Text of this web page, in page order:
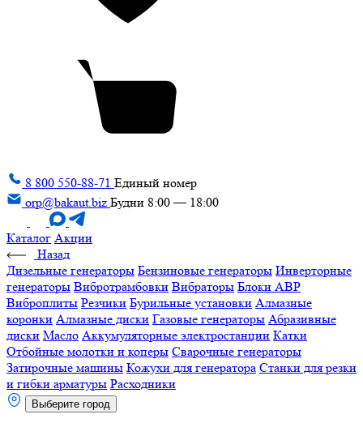
8 800 550-88-71 Единый номер
orp@bakaut.biz Будни 8:00 — 18:00
Каталог Акции
Назад
Дизельные генераторы Бензиновые генераторы Инверторные
генераторы Вибротрамбовки Вибраторы Блоки АВР
Виброплиты Резчики Бурильные установки Алмазные
коронки Алмазные диски Газовые генераторы Абразивные
диски Масло Аккумуляторные электростанции Катки
Отбойные молотки и коперы Сварочные генераторы
Затирочные машины Кожухи для генератора Станки для резки
и гибки арматуры Расходники
Выберите город